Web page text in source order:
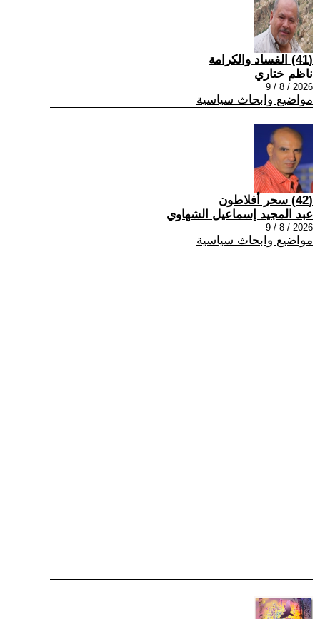
(41) الفساد والكرامة
ناظم ختاري
2026 / 8 / 9
مواضيع وابحاث سياسية
(42) سحر أفلاطون
عبد المجيد إسماعيل الشهاوي
2026 / 8 / 9
مواضيع وابحاث سياسية